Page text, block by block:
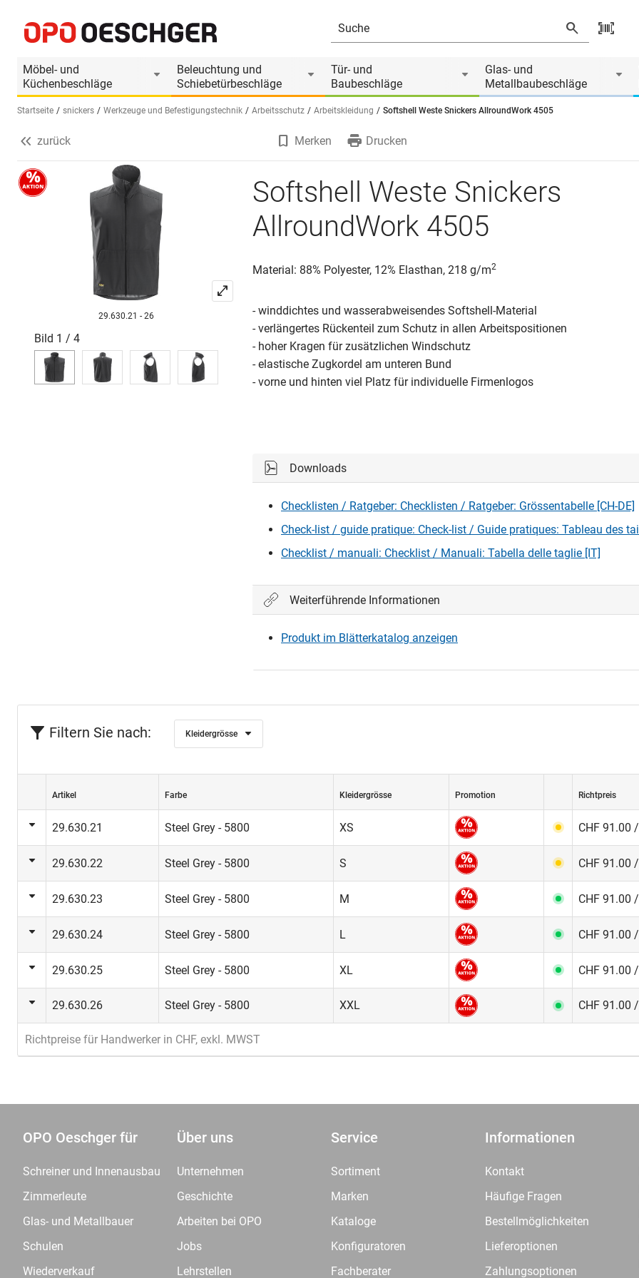
Möbel- und
Küchenbeschläge
Beleuchtung und
Schiebetürbeschläge
Tür- und
Baubeschläge
Glas- und
Metallbaubeschläge
Sprache wählen (DE)
Startseite snickers Werkzeuge und Befestigungstechnik Arbeitsschutz Arbeitskleidung Softshell Weste Snickers AllroundWork 4505
Produktinformationen
zurück Merken Drucken
29.630.21 - 26
Bild 1 / 4
Softshell Weste Snickers
AllroundWork 4505
Material: 88% Polyester, 12% Elasthan, 218 g/m2
- winddichtes und wasserabweisendes Softshell-Material
- verlängertes Rückenteil zum Schutz in allen Arbeitspositionen
- hoher Kragen für zusätzlichen Windschutz
- elastische Zugkordel am unteren Bund
- vorne und hinten viel Platz für individuelle Firmenlogos
Downloads
Checklisten / Ratgeber: Checklisten / Ratgeber: Grössentabelle [CH-DE]
Check-list / guide pratique: Check-list / Guide pratiques: Tableau des
Checklist / manuali: Checklist / Manuali: Tabella delle taglie [IT]
Weiterführende Informationen
Produkt im Blätterkatalog anzeigen
Filtern Sie nach: Kleidergrösse
Artikel Farbe Kleidergrösse Promotion Richtpreis
29.630.21 Steel Grey - 5800 XS CHF 91.00
29.630.22 Steel Grey - 5800 S CHF 91.00
29.630.23 Steel Grey - 5800 M CHF 91.00
29.630.24 Steel Grey - 5800 L CHF 91.00
29.630.25 Steel Grey - 5800 XL CHF 91.00
29.630.26 Steel Grey - 5800 XXL CHF 91.00
Richtpreise für Handwerker in CHF, exkl. MWST
OPO Oeschger für
Schreiner und Innenausbau
Zimmerleute
Glas- und Metallbauer
Schulen
Wiederverkauf
Über uns
Unternehmen
Geschichte
Arbeiten bei OPO
Jobs
Lehrstellen
Service
Sortiment
Marken
Kataloge
Konfiguratoren
Fachberater
Informationen
Kontakt
Häufige Fragen
Bestellmöglichkeiten
Lieferoptionen
Zahlungsoptionen